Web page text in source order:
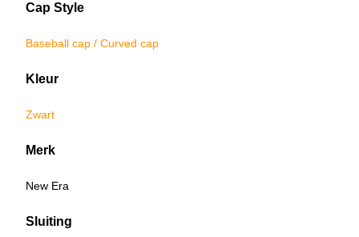
Cap Style
Baseball cap / Curved cap
Kleur
Zwart
Merk
New Era
Sluiting